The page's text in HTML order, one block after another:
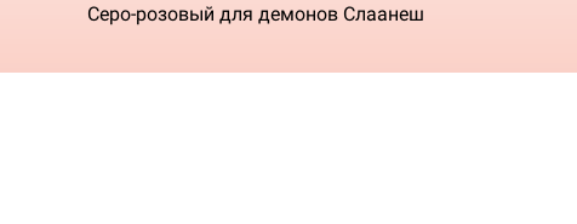
Серо-розовый для демонов Слаанеш